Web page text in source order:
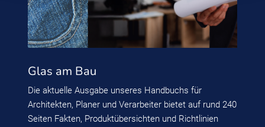
Glas am Bau
Die aktuelle Ausgabe unseres Handbuchs für
Architekten, Planer und Verarbeiter bietet auf rund 240
Seiten Fakten, Produktübersichten und Richtlinien